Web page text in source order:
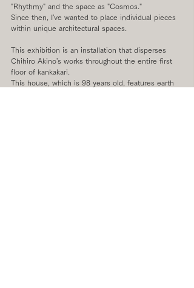
"Rhythmy" and the space as "Cosmos."
Since then, I've wanted to place individual pieces
within unique architectural spaces.
This exhibition is an installation that disperses
Chihiro Akino's works throughout the entire first
floor of kankakari.
This house, which is 98 years old, features earth